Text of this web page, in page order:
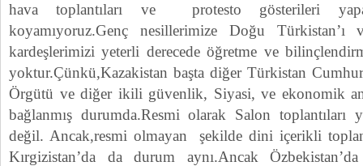
hava toplantıları ve protesto gösterileri
koyamıyoruz.Genç nesillerimize Doğu
kardeşlerimizi yeterli derecede öğretme ve
yoktur.Çünkü,Kazakistan başta diğer Türkistan
Örgütü ve diğer ikili güvenlik, Siyasi, ve ekonomik
bağlanmış durumda.Resmi olarak Salon toplantıları
değil. Ancak,resmi olmayan şekilde dini içerikli
Kırgizistan’da da durum aynı.Ancak